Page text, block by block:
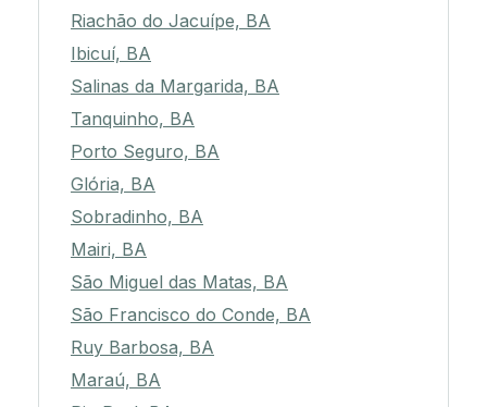
Riachão do Jacuípe, BA
Ibicuí, BA
Salinas da Margarida, BA
Tanquinho, BA
Porto Seguro, BA
Glória, BA
Sobradinho, BA
Mairi, BA
São Miguel das Matas, BA
São Francisco do Conde, BA
Ruy Barbosa, BA
Maraú, BA